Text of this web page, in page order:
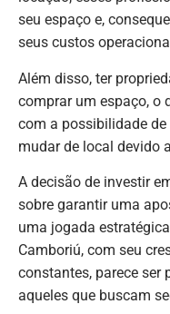
seu espaço e,
seus custos
Além disso, ter
comprar um espaço, o
com a possibilidade de
mudar de local devido
A decisão de investir
sobre garantir uma
uma jogada
Camboriú, com seu
constantes, parece ser
aqueles que buscam